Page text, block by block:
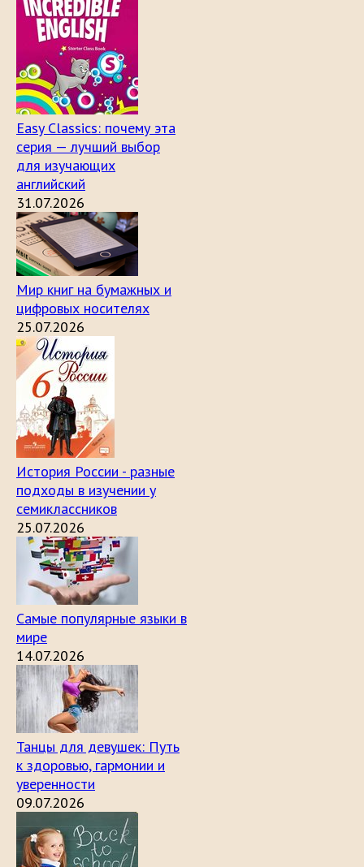
Easy Classics: почему эта
серия — лучший выбор
для изучающих
английский
31.07.2026
Мир книг на бумажных и
цифровых носителях
25.07.2026
История России - разные
подходы в изучении у
семиклассников
25.07.2026
Самые популярные языки в
мире
14.07.2026
Танцы для девушек: Путь
к здоровью, гармонии и
уверенности
09.07.2026